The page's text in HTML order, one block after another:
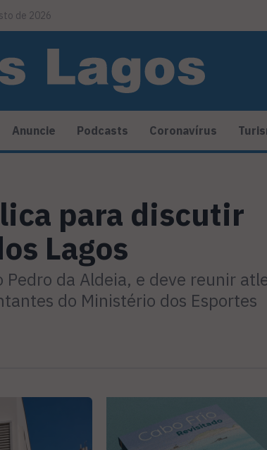
de 2026
Anuncie Podcasts Coronavírus
para discutir
Lagos
da Aldeia, e deve reunir
do Ministério dos Esportes